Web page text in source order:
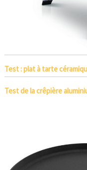
Test : plat à tarte
Test de la crêpière